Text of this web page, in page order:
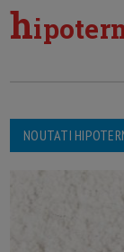
h
NOUTATI